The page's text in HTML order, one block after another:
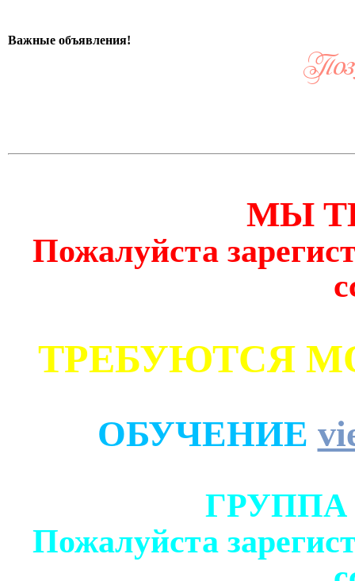
Важные объявления!
МЫ
Пожалуйста
ТРЕБУЮТСЯ
ОБУЧЕНИЕ
Пожалуйста